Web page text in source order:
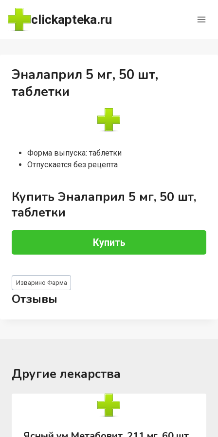
Перейти
содержимому
clickapteka.ru
Эналаприл 5 мг, 50 шт,
таблетки
Форма выпуска: таблетки
Отпускается без рецепта
Купить Эналаприл 5 мг, 50 шт,
таблетки
Купить
Метки
записи:
Изварино Фарма
Отзывы
Другие лекарства